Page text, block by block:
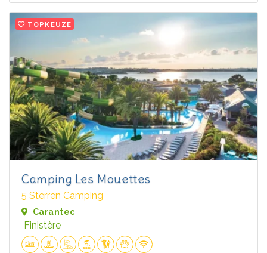
TOPKEUZE
Camping Les Mouettes
5 Sterren Camping
Carantec
Finistère